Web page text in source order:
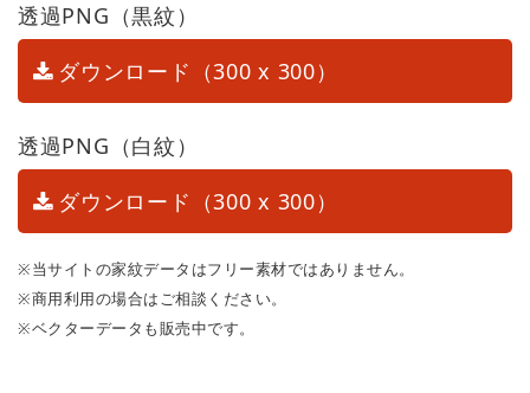
透過PNG（黒紋）
ダウンロード（300 x 300）
透過PNG（白紋）
ダウンロード（300 x 300）
※当サイトの家紋データはフリー素材ではありません。
※商用利用の場合はご相談ください。
※ベクターデータも販売中です。